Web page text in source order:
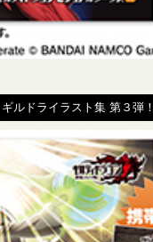
ギルドライラスト集 第３弾！